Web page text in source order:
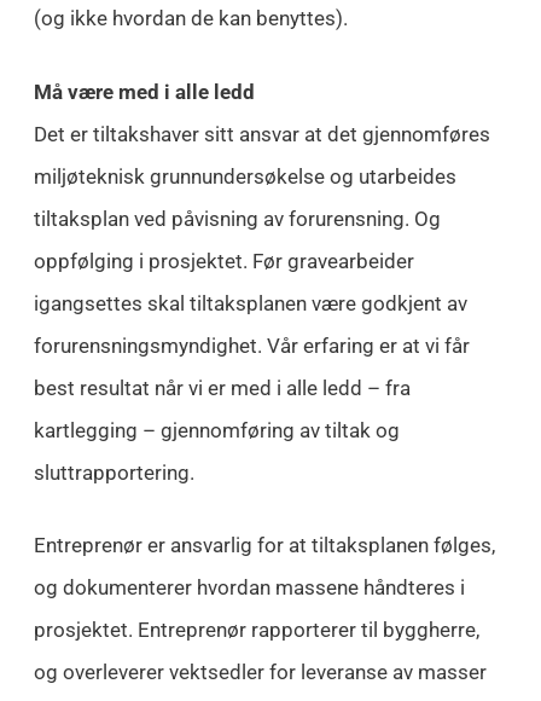
(og ikke hvordan de kan benyttes).
Må være med i alle ledd
Det er tiltakshaver sitt ansvar at det gjennomføres
miljøteknisk grunnundersøkelse og utarbeides
tiltaksplan ved påvisning av forurensning. Og
oppfølging i prosjektet. Før gravearbeider
igangsettes skal tiltaksplanen være godkjent av
forurensningsmyndighet. Vår erfaring er at vi får
best resultat når vi er med i alle ledd – fra
kartlegging – gjennomføring av tiltak og
sluttrapportering.
Entreprenør er ansvarlig for at tiltaksplanen følges,
og dokumenterer hvordan massene håndteres i
prosjektet. Entreprenør rapporterer til byggherre,
og overleverer vektsedler for leveranse av masser